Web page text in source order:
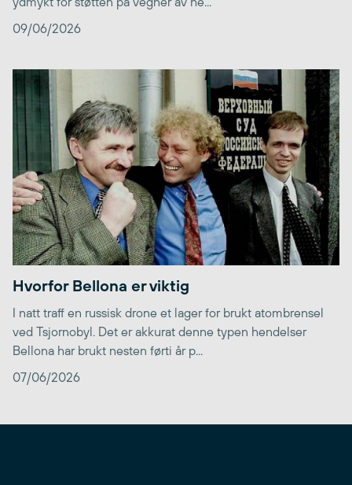
09/06/2026
Hvorfor Bellona er viktig
I natt traff en russisk drone et lager for brukt atombrensel
ved Tsjornobyl. Det er akkurat denne typen hendelser
Bellona har brukt nesten førti år p...
07/06/2026